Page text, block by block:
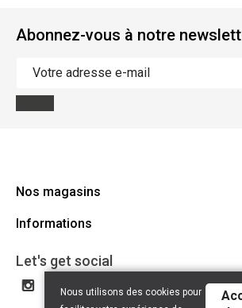
Abonnez-vous à notre
Nos magasins
Cycles Arnold Kontz Gare / Bonnevoie
+352 40 96 74 214 / +352 40 96 74 215
Informations
Conditions générales
Avertissement
Politique de confidentialité
Let's get social
Nous utilisons des cookies pour